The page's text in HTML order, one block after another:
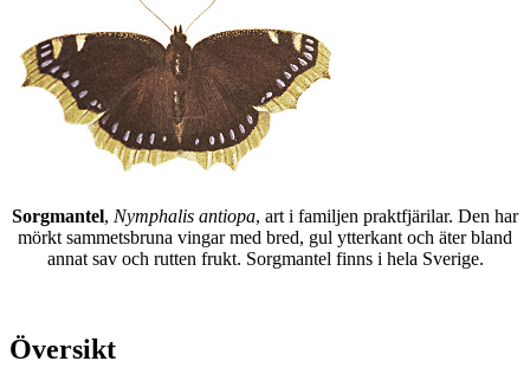
Sorgmantel, Nymphalis antiopa, art i familjen praktfjärilar. Den har
mörkt sammetsbruna vingar med bred, gul ytterkant och äter bland
annat sav och rutten frukt. Sorgmantel finns i hela Sverige.
Översikt